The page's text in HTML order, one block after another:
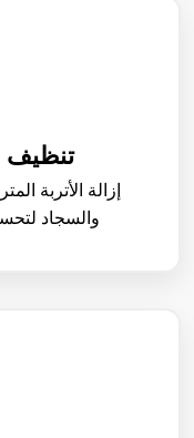
تنظيف
إزالة الأتربة
والسجاد